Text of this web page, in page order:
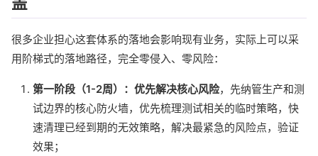
很多企业担心这套体系的落地会影响现有业务，实际上可以采
用阶梯式的落地路径，完全零侵入、零风险：
第一阶段（1-2周）：优先解决核心风险，先纳管生产和测
试边界的核心防火墙，优先梳理测试相关的临时策略，快
速清理已经到期的无效策略，解决最紧急的风险点，验证
效果；